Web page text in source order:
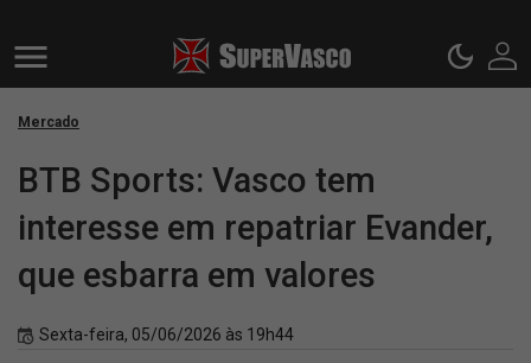
Mercado
BTB Sports: Vasco tem
interesse em repatriar Evander,
que esbarra em valores
Sexta-feira, 05/06/2026 às 19h44